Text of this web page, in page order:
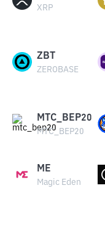
XRP
ZBT
ZEROBASE
MTC_BEP20
MTC_BEP20
ME
Magic Eden